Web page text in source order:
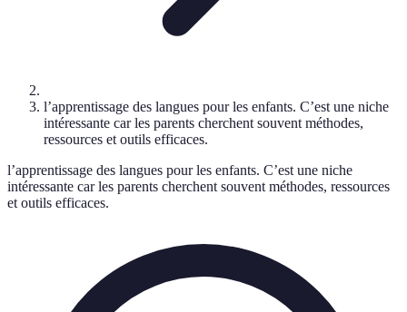
l’apprentissage des langues pour les enfants. C’est une niche
intéressante car les parents cherchent souvent méthodes,
ressources et outils efficaces.
l’apprentissage des langues pour les enfants. C’est une niche
intéressante car les parents cherchent souvent méthodes, ressources
et outils efficaces.